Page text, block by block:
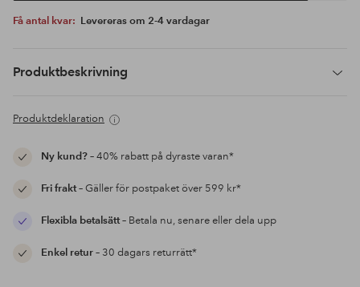
Få antal kvar: Levereras om 2-4 vardagar
Produktbeskrivning
Produktdeklaration
Ny kund?– 40% rabatt på dyraste varan*
Fri frakt– Gäller för postpaket över 599 kr*
Flexibla betalsätt– Betala nu, senare eller dela upp
Enkel retur– 30 dagars returrätt*